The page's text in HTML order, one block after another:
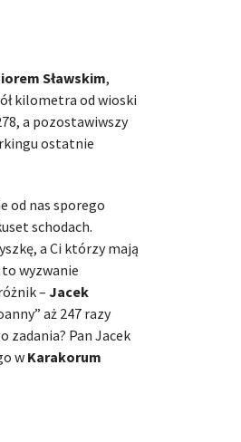
Sławskim,
kilometra od wioski
a pozostawiwszy
ostatnie
od nas sporego
schodach.
a Ci którzy mają
wyzwanie
– Jacek
aż 247 razy
zadania? Pan Jacek
w Karakorum